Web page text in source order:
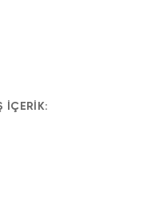
36 / S
İÇERİK: